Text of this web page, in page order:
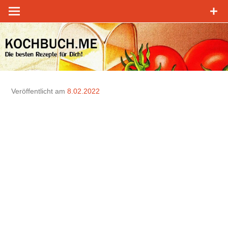
Zum
Inhalt
springen
Veröffentlicht am 8.02.2022